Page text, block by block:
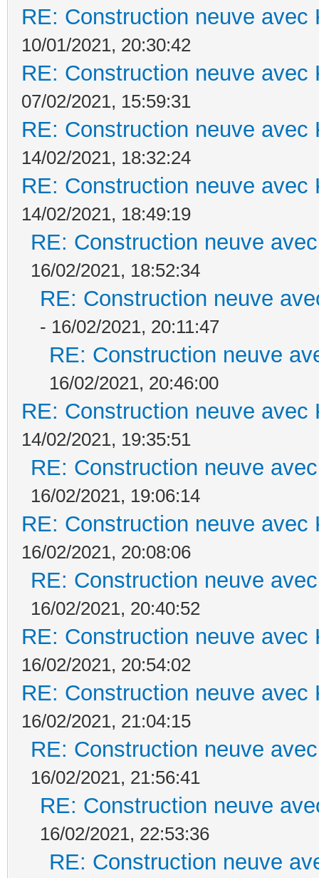
RE: Construction neuve avec
10/01/2021, 20:30:42
RE: Construction neuve avec
07/02/2021, 15:59:31
RE: Construction neuve avec
14/02/2021, 18:32:24
RE: Construction neuve avec
14/02/2021, 18:49:19
RE: Construction neuve
16/02/2021, 18:52:34
RE: Construction neuve
- 16/02/2021, 20:11:47
RE: Construction neuve
16/02/2021, 20:46:00
RE: Construction neuve avec
14/02/2021, 19:35:51
RE: Construction neuve
16/02/2021, 19:06:14
RE: Construction neuve avec
16/02/2021, 20:08:06
RE: Construction neuve
16/02/2021, 20:40:52
RE: Construction neuve avec
16/02/2021, 20:54:02
RE: Construction neuve avec
16/02/2021, 21:04:15
RE: Construction neuve
16/02/2021, 21:56:41
RE: Construction neuve
16/02/2021, 22:53:36
RE: Construction neuve